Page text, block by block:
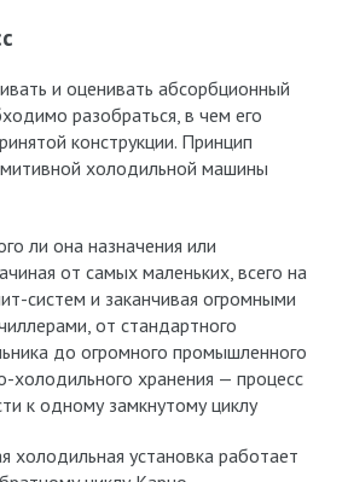
и оценивать абсорбционный
разобраться, в чем его
конструкции. Принцип
холодильной машины
ли она назначения или
от самых маленьких, всего на
систем и заканчивая огромными
от стандартного
до огромного промышленного
холодильного хранения — процесс
к одному замкнутому циклу
холодильная установка работает